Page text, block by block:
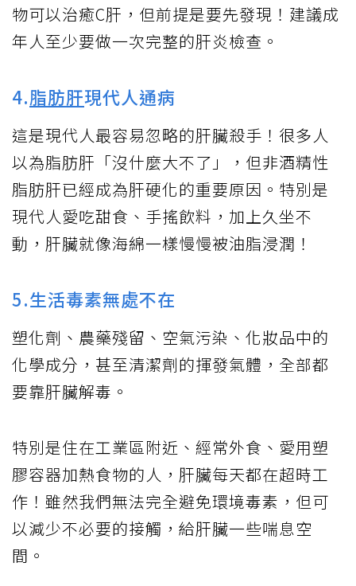
物可以治癒C肝，但前提是要先發現！建議成
年人至少要做一次完整的肝炎檢查。
4.脂肪肝現代人通病
這是現代人最容易忽略的肝臟殺手！很多人
以為脂肪肝「沒什麼大不了」，但非酒精性
脂肪肝已經成為肝硬化的重要原因。特別是
現代人愛吃甜食、手搖飲料，加上久坐不
動，肝臟就像海綿一樣慢慢被油脂浸潤！
5.生活毒素無處不在
塑化劑、農藥殘留、空氣污染、化妝品中的
化學成分，甚至清潔劑的揮發氣體，全部都
要靠肝臟解毒。
特別是住在工業區附近、經常外食、愛用塑
膠容器加熱食物的人，肝臟每天都在超時工
作！雖然我們無法完全避免環境毒素，但可
以減少不必要的接觸，給肝臟一些喘息空
間。